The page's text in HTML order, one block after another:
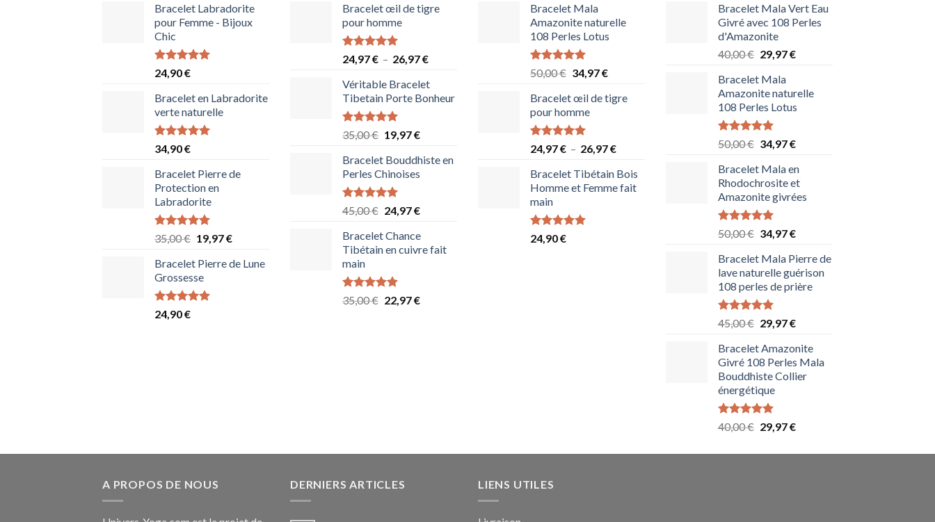
Bracelet Labradorite
pour Femme - Bijoux
Chic
Note5.00
sur 5
24,90€
Bracelet en Labradorite
verte naturelle
Note5.00
sur 5
34,90€
Bracelet Pierre de
Protection en
Labradorite
Note5.00
sur 5
35,00€ Le
initial
était :
35,00 €.
19,97€Le
actuel
Bracelet Pierre de Lune
Grossesse
Note4.95
sur 5
24,90€
Bracelet œil de tigre
pour homme
Note5.00
sur 5
24,97€ – 26,97€Plage
prix :
24,97 €
Véritable Bracelet
Tibetain Porte Bonheur
Note5.00
sur 5
35,00€ Le
initial
était :
35,00 €.
19,97€Le
actuel
est :
Bracelet Bouddhiste en
Perles Chinoises
Note5.00
sur 5
45,00€ Le
initial
était :
24,97€Le
actuel
est :
Bracelet Chance
Tibétain en cuivre fait
main
Note4.88
sur 5
35,00€ Le
22,97€Le
Bracelet Mala
Amazonite naturelle
108 Perles Lotus
Note5.00
sur 5
50,00€ Le
initial
était :
50,00 €.
34,97€Le
actuel
Bracelet œil de tigre
pour homme
Note5.00
sur 5
24,97€ – 26,97€Plage
prix :
24,97 €
Bracelet Tibétain Bois
Homme et Femme fait
main
Note5.00
sur 5
24,90€
Bracelet Mala Vert Eau
Givré avec 108 Perles
d'Amazonite
40,00€ Le
initial
était :
40,00 €.
29,97€Le
est :
29,97 €.
Bracelet Mala
Amazonite naturelle
108 Perles Lotus
Note5.00
sur 5
50,00€ Le
initial
était :
50,00 €.
34,97€Le
actuel
est :
34,97 €.
Bracelet Mala en
Rhodochrosite et
Amazonite givrées
Note5.00
sur 5
50,00€ Le
initial
était :
50,00 €.
34,97€Le
actuel
est :
34,97 €.
Bracelet Mala Pierre de
lave naturelle guérison
108 perles de prière
Note5.00
sur 5
45,00€ Le
initial
était :
45,00 €.
29,97€Le
actuel
est :
29,97 €.
Bracelet Amazonite
Givré 108 Perles Mala
Bouddhiste Collier
énergétique
Note5.00
sur 5
40,00€ Le
initial
29,97€Le
actuel
A PROPOS DE NOUS DERNIERS ARTICLES LIENS UTILES